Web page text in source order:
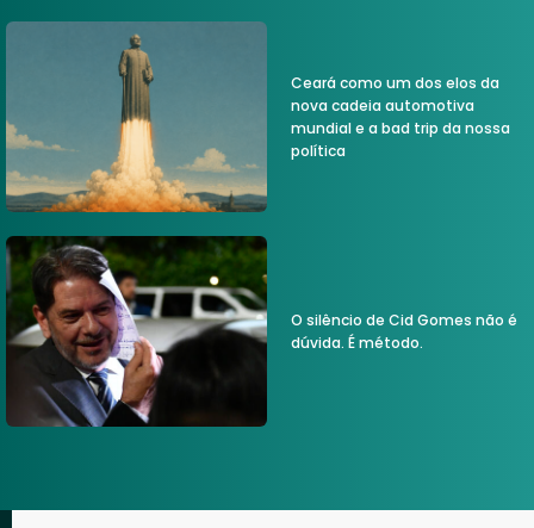
Ceará como um dos elos da
nova cadeia automotiva
mundial e a bad trip da nossa
política
O silêncio de Cid Gomes não é
dúvida. É método.